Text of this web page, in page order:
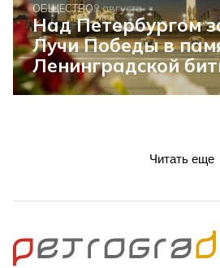
ОБЩЕСТВО9 августа
Над Петербургом
Лучи Победы в
Ленинградской
Читать еще